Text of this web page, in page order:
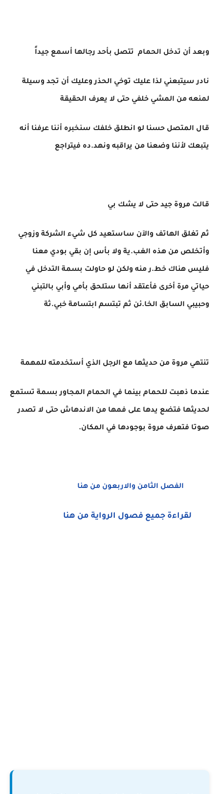
وبعد أن تدخل الحمام تتصل بأحد رجالها أسمع جيداً
نادر سيتبعني لذا عليك توخي الحذر وعليك أن تجد وسيلة
لمنعه من المشي خلفي حتى لا يعرف الحقيقة
قال المتصل حسنا لو انطلق خلفك سنخبره أننا عرفنا أنه
يتبعك لأننا وضعنا من يراقبه ونهد.ده فيتراجع
قالت مروة جيد حتى لا يشك بي
ثم تغلق الهاتف والآن ساستعيد كل شيء الشركة وزوجي
وأتخلص من هذه الغب.ية ولا بأس إن بقي بودي معنا
فليس هناك خط.ر منه ولكن لو حاولت بسمة التدخل في
حياتي مرة أخرى فأعتقد أنها ستلحق بأمي وأبي بالتبني
وحبيبي السابق الخا.ئن ثم تبتسم ابتسامة خبي.ثة
تنتهي مروة من حديثها مع الرجل الذي أستخدمته للمهمة
عندما ذهبت للحمام بينما في الحمام المجاور بسمة تستمع
لحديثها فتضع يدها على فمها من الاندهاش حتى لا تصدر
صوتا فتعرف مروة بوجودها في المكان.
الفصل الثامن والاربعون من هنا
لقراءة جميع فصول الرواية من هنا